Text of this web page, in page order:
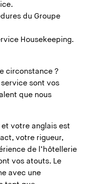
du Groupe
Housekeeping.
circonstance ?
sont vos
que nous
votre anglais est
votre rigueur,
de l’hôtellerie
vos atouts. Le
avec une